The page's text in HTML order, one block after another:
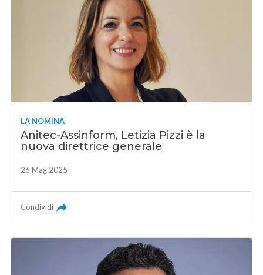
LA NOMINA
Anitec-Assinform, Letizia Pizzi è la
nuova direttrice generale
26 Mag 2025
Condividi